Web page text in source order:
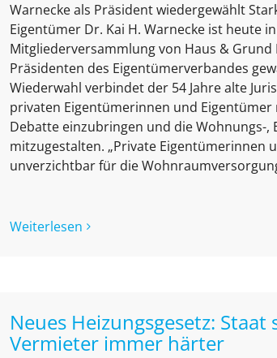
Warnecke als Präsident wiedergewählt
Eigentümer Dr. Kai H. Warnecke ist heute
Mitgliederversammlung von Haus &
Präsidenten des Eigentümerverbandes
Wiederwahl verbindet der 54 Jahre alte
privaten Eigentümerinnen und
Debatte einzubringen und die Wohnungs-,
mitzugestalten. „Private Eigentümerinnen
unverzichtbar für die
Weiterlesen
Neues Heizungsgesetz:
Vermieter immer härter